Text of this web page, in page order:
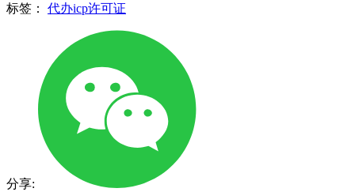
标签： 代办icp许可证
分享: